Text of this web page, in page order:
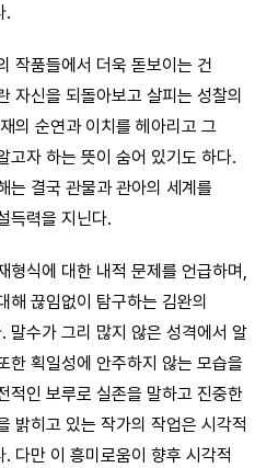
.
작품들에서 더욱 돋보이는 건
자신을 되돌아보고 살피는 성찰의
의 순연과 이치를 헤아리고 그
고자 하는 뜻이 숨어 있기도 하다.
는 결국 관물과 관아의 세계를
득력을 지닌다.
형식에 대한 내적 문제를 언급하며,
해 끊임없이 탐구하는 김완의
말수가 그리 많지 않은 성격에서 알
한 획일성에 안주하지 않는 모습을
적인 보루로 실존을 말하고 진중한
밝히고 있는 작가의 작업은 시각적
다만 이 흥미로움이 향후 시각적